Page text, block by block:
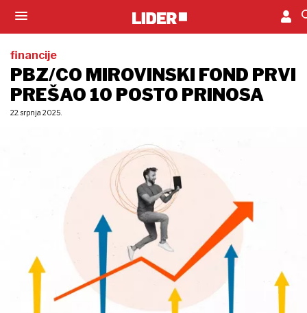
financije
PBZ/CO MIROVINSKI FOND PRVI
PREŠAO 10 POSTO PRINOSA
22. srpnja 2025.